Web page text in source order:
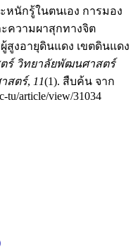
หนักรู้ในตนเอง การมอง
ความผาสุกทางจิต
งอายุดินแดง เขตดินแดง
ร์ วิทยาลัยพัฒนศาสตร์
สตร์, 11(1). สืบค้น จาก
tu/article/view/31034